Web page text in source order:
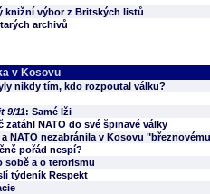
knižní výbor z Britských listů
archivů
v Kosovu
nikdy tím, kdo rozpoutal válku?
9/11: Samé lži
zatáhl NATO do své špinavé války
NATO nezabránila v Kosovu
pořád nespí?
sobě a o terorismu
týdeník Respekt